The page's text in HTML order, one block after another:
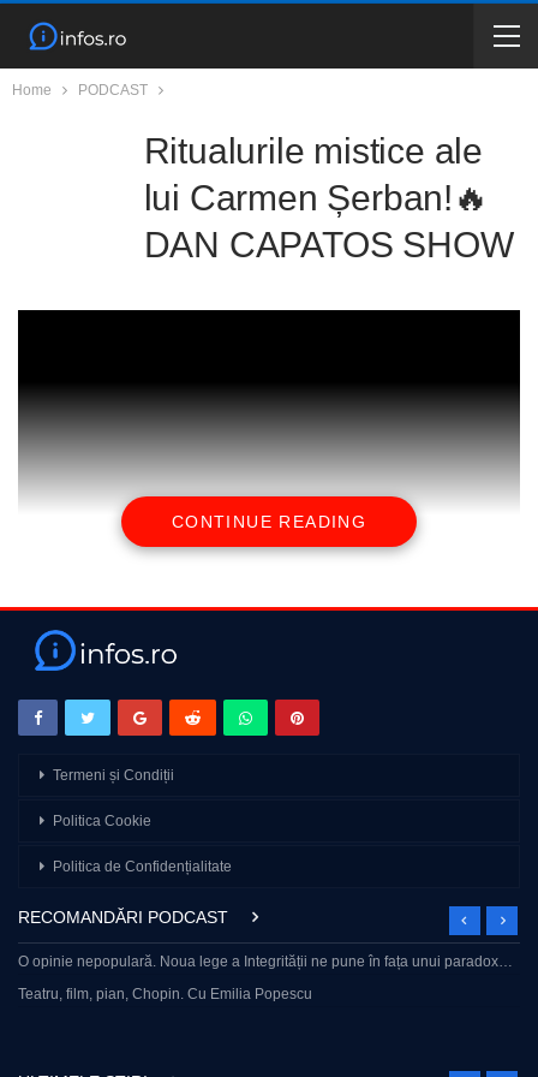
Home PODCAST
Ritualurile mistice ale
lui Carmen Șerban!🔥
DAN CAPATOS SHOW
Urmărește-ne pe:
🔛 Facebook – https://www.facebook.com/cancan.ro
🔛 Instagram – https://www.instagram.com/cancan.ro/
🔛 CanCan – www.cancan.ro
🔔 Abonează-te pentru a fi la curent cu cele mai noi detalii
CONTINUE READING
Termeni și Condiții
Politica Cookie
Politica de Confidențialitate
RECOMANDĂRI PODCAST
O opinie nepopulară. Noua lege a Integrității ne pune în fața unui paradox…
Teatru, film, pian, Chopin. Cu Emilia Popescu